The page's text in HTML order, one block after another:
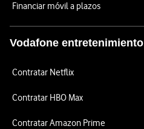
Financiar móvil a plazos
Vodafone entretenimiento
Contratar Netflix
Contratar HBO Max
Contratar Amazon Prime